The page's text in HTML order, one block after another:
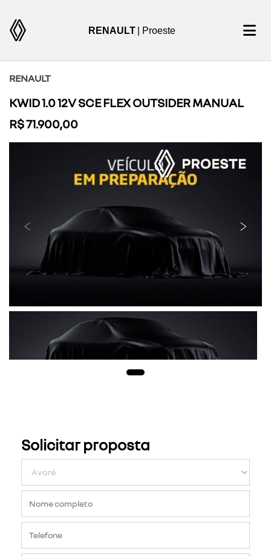
RENAULT | Proeste
RENAULT
KWID 1.0 12V SCE FLEX OUTSIDER MANUAL
R$ 71.900,00
Previous Next
Solicitar proposta